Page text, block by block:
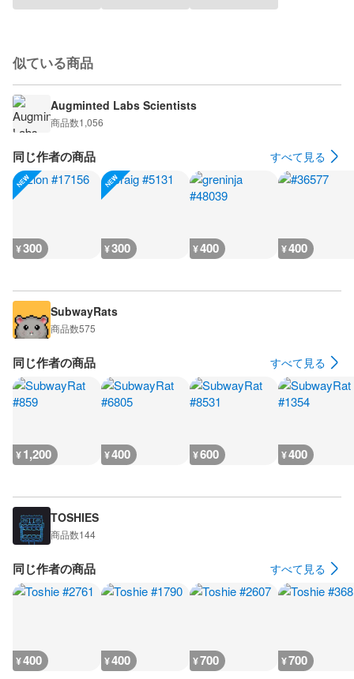
似ている商品
Augminted Labs Scientists
商品数1,056
同じ作者の商品 すべて見る
¥300 ¥300 ¥400 ¥400
SubwayRats
商品数575
同じ作者の商品 すべて見る
¥1,200 ¥400 ¥600 ¥400
TOSHIES
商品数144
同じ作者の商品 すべて見る
¥400 ¥400 ¥700 ¥700